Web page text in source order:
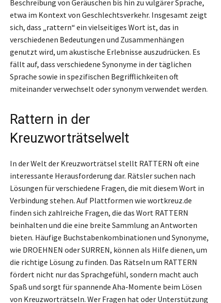
Beschreibung von Geräuschen bis hin zu vulgärer Sprache,
etwa im Kontext von Geschlechtsverkehr. Insgesamt zeigt
sich, dass „rattern“ ein vielseitiges Wort ist, das in
verschiedenen Bedeutungen und Zusammenhängen
genutzt wird, um akustische Erlebnisse auszudrücken. Es
fällt auf, dass verschiedene Synonyme in der täglichen
Sprache sowie in spezifischen Begrifflichkeiten oft
miteinander verwechselt oder synonym verwendet werden.
Rattern in der
Kreuzworträtselwelt
In der Welt der Kreuzworträtsel stellt RATTERN oft eine
interessante Herausforderung dar. Rätsler suchen nach
Lösungen für verschiedene Fragen, die mit diesem Wort in
Verbindung stehen. Auf Plattformen wie wortkreuz.de
finden sich zahlreiche Fragen, die das Wort RATTERN
beinhalten und die eine breite Sammlung an Antworten
bieten. Häufige Buchstabenkombinationen und Synonyme,
wie DROEHNEN oder SURREN, können als Hilfe dienen, um
die richtige Lösung zu finden. Das Rätseln um RATTERN
fördert nicht nur das Sprachgefühl, sondern macht auch
Spaß und sorgt für spannende Aha-Momente beim Lösen
von Kreuzworträtseln. Wer Fragen hat oder Unterstützung